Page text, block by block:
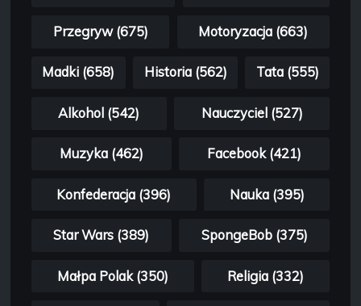
Przegryw (675) Motoryzacja (663)
Madki (658) Historia (562) Tata (555)
Alkohol (542) Nauczyciel (527)
Muzyka (462) Facebook (421)
Konfederacja (396) Nauka (395)
Star Wars (389) SpongeBob (375)
Małpa Polak (350) Religia (332)